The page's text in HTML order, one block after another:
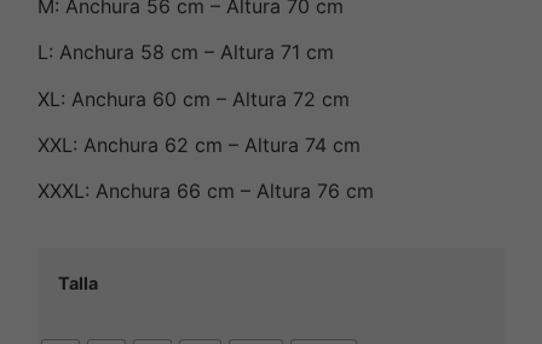
M: Anchura 56 cm – Altura 70 cm
L: Anchura 58 cm – Altura 71 cm
XL: Anchura 60 cm – Altura 72 cm
XXL: Anchura 62 cm – Altura 74 cm
XXXL: Anchura 66 cm – Altura 76 cm
Talla